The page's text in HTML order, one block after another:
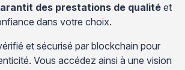
des prestations de qualité et
dans votre choix.
et sécurisé par blockchain pour
Vous accédez ainsi à une vision